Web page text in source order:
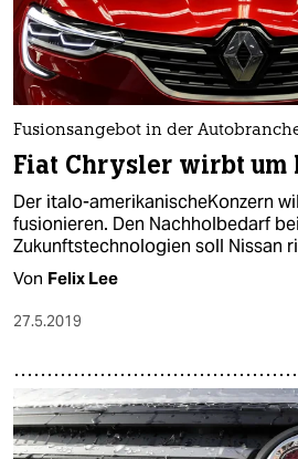
Fusionsangebot in der
Fiat Chrysler wirbt um
Der italo-amerikanischeKonzern
fusionieren. Den Nachholbedarf bei
Zukunftstechnologien soll Nissan
Von Felix Lee
27.5.2019